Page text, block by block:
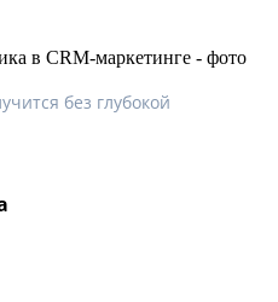
без глубокой